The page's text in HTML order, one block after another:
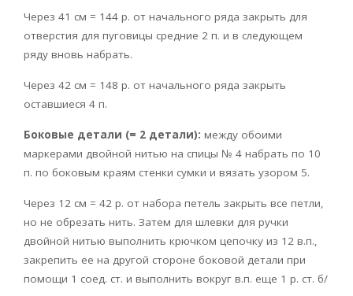
Через 41 см = 144 р. от начального ряда закрыть для
отверстия для пуговицы средние 2 п. и в следующем
ряду вновь набрать.
Через 42 см = 148 р. от начального ряда закрыть
оставшиеся 4 п.
Боковые детали (= 2 детали): между обоими
маркерами двойной нитью на спицы № 4 набрать по 10
п. по боковым краям стенки сумки и вязать узором 5.
Через 12 см = 42 р. от набора петель закрыть все петли,
но не обрезать нить. Затем для шлевки для ручки
двойной нитью выполнить крючком цепочку из 12 в.п.,
закрепить ее на другой стороне боковой детали при
помощи 1 соед. ст. и выполнить вокруг в.п. еще 1 р. ст. б/